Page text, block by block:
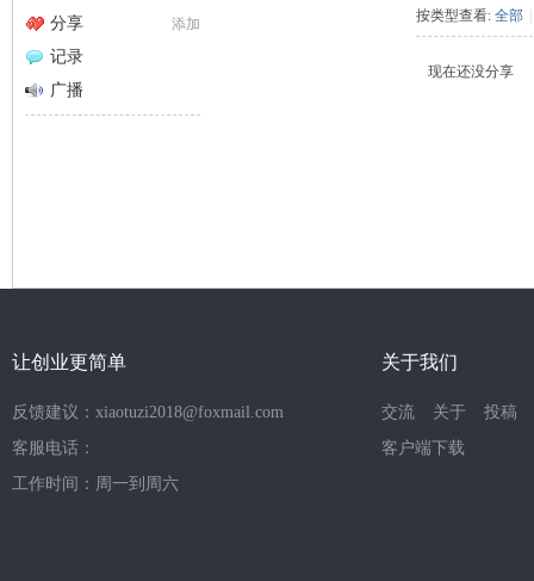
码
添加
分享
记录
广播
按类型查看: 全部 |
现在还没分享
让创业更简单
反馈建议：xiaotuzi2018@foxmail.com
客服电话：
工作时间：周一到周六
关于我们
交流 关于
投稿
客户端下载